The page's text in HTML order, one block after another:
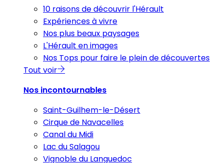
10 raisons de découvrir l'Hérault
Expériences à vivre
Nos plus beaux paysages
L'Hérault en images
Nos Tops pour faire le plein de découvertes
Tout voir
Nos incontournables
Saint-Guilhem-le-Désert
Cirque de Navacelles
Canal du Midi
Lac du Salagou
Vignoble du Languedoc